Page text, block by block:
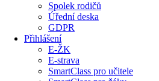
Spolek rodičů
Úřední deska
GDPR
Přihlášení
E-ŽK
E-strava
SmartClass pro učitele